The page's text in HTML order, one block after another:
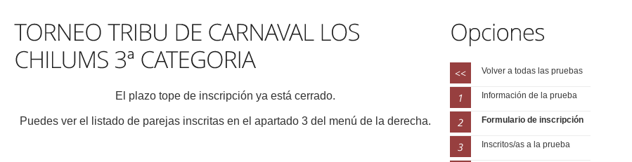
El plazo tope de inscripción ya está cerrado.
Puedes ver el listado de parejas inscritas en el apartado 3 del menú de la derecha.
Volver a todas las pruebas
Información de la prueba
Formulario de inscripción
Inscritos/as a la prueba